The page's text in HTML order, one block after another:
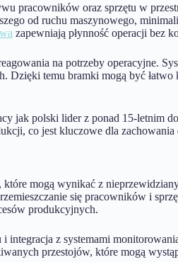
pracowników oraz sprzętu w
od ruchu maszynowego,
zapewniają płynność operacji bez
na potrzeby operacyjne.
temu bramki mogą być
jak polski lider z ponad 15-letnim
co jest kluczowe dla
mogą wynikać z
się pracowników i
produkcyjnych.
i integracja z systemami
przestojów, które mogą